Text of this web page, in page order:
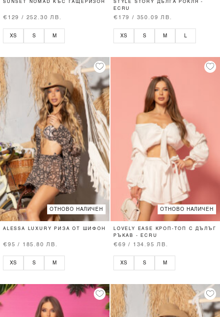
SUNSET NOMAD КЪС ГАЩЕРИЗОН
€129 / 252.30 ЛВ.
XS S M
STYLE STORY ДЪЛГА РОКЛЯ -
ECRU
€179 / 350.09 ЛВ.
XS S M
ОТНОВО НАЛИЧЕН
ALESSA LUXURY РИЗА ОТ ШИФОН
€95 / 185.80 ЛВ.
XS S M
ОТНОВО НАЛИЧЕН
LOVELY EASE КРОП-ТОП С ДЪЛЪГ
РЪКАВ - ECRU
€69 / 134.95 ЛВ.
XS S M